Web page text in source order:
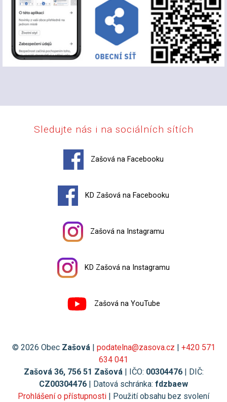
Sledujte nás i na sociálních sítích
Zašová na Facebooku
KD Zašová na Facebooku
Zašová na Instagramu
KD Zašová na Instagramu
Zašová na YouTube
© 2026 Obec Zašová | podatelna@zasova.cz | +420 571
634 041
Zašová 36, 756 51 Zašová | IČO: 00304476| DIČ:
CZ00304476 | Datová schránka: fdzbaew
Prohlášení o přístupnosti | Použití obsahu bez svolení